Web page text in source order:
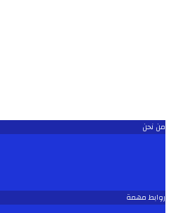
من نحن
روابط مهمة